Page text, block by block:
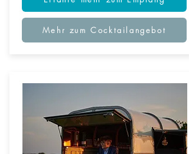
Mehr zum Cocktailangebot